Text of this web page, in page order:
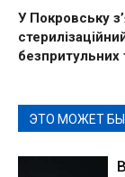
У Покровську
безпритульних
ЭТО МОЖЕТ